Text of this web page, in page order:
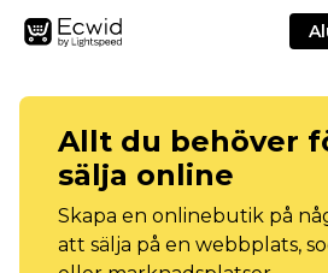
Allt du behöver
sälja online
Skapa en onlinebutik på
att sälja på en webbplats,